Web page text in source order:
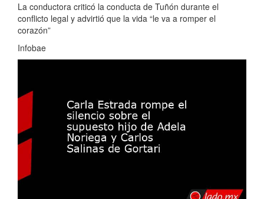
La conductora criticó la conducta de Tuñón durante el
conflicto legal y advirtió que la vida “le va a romper el
corazón”
Infobae